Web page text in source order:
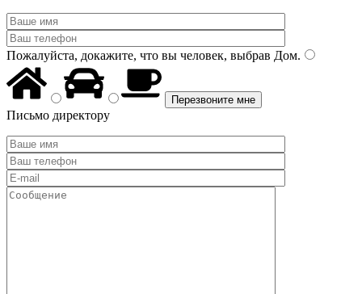
Пожалуйста, докажите, что вы человек, выбрав Дом.
Письмо директору